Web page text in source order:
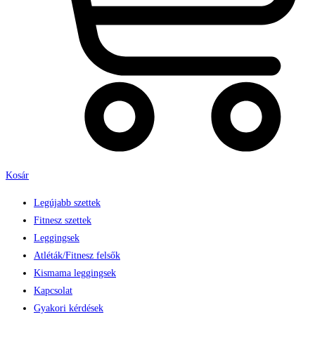
Kosár
Legújabb szettek
Fitnesz szettek
Leggingsek
Atléták/Fitnesz felsők
Kismama leggingsek
Kapcsolat
Gyakori kérdések